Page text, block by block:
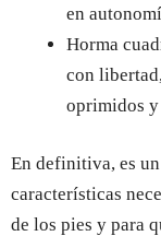
en
Horma
con
oprimidos y
En definitiva, es
características
de los pies y para